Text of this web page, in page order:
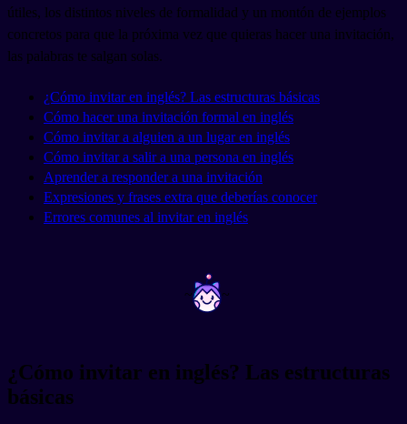
útiles, los distintos niveles de formalidad y un montón de ejemplos
concretos para que la próxima vez que quieras hacer una invitación,
las palabras te salgan solas.
¿Cómo invitar en inglés? Las estructuras básicas
Cómo hacer una invitación formal en inglés
Cómo invitar a alguien a un lugar en inglés
Cómo invitar a salir a una persona en inglés
Aprender a responder a una invitación
Expresiones y frases extra que deberías conocer
Errores comunes al invitar en inglés
~ ~
¿Cómo invitar en inglés? Las estructuras
básicas